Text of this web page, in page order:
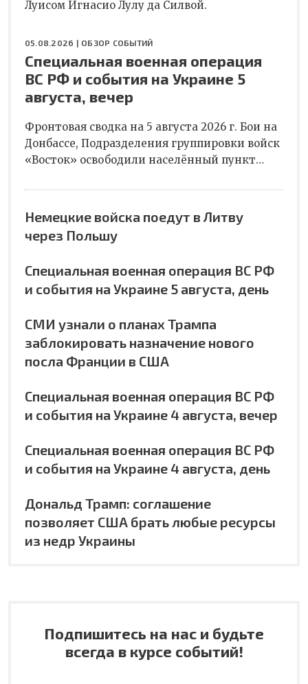
Луисом Игнасио Лулу да Силвой.
05.08.2026 | ОБЗОР СОБЫТИЙ
Специальная военная операция
ВС РФ и события на Украине 5
августа, вечер
Фронтовая сводка на 5 августа 2026 г. Бои на
Донбассе, Подразделения группировки войск
«Восток» освободили населённый пункт…
Немецкие войска поедут в Литву
через Польшу
Специальная военная операция ВС РФ
и события на Украине 5 августа, день
СМИ узнали о планах Трампа
заблокировать назначение нового
посла Франции в США
Специальная военная операция ВС РФ
и события на Украине 4 августа, вечер
Специальная военная операция ВС РФ
и события на Украине 4 августа, день
Дональд Трамп: соглашение
позволяет США брать любые ресурсы
из недр Украины
Подпишитесь на нас и будьте
всегда в курсе событий!